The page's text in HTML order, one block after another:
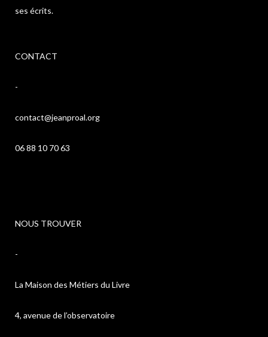
ses écrits.
CONTACT
-
contact@jeanproal.org
06 88 10 70 63
NOUS TROUVER
-
La Maison des Métiers du Livre
4, avenue de l’observatoire